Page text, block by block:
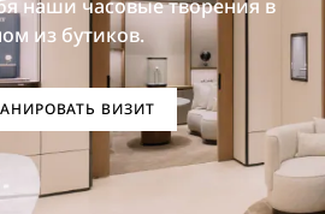
наши часовые творения в
из бутиков.
ВИЗИТ